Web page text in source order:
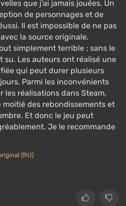
que j'ai jamais jouées. Un
de personnages et de
Il est impossible de ne pas
la source originale.
simplement terrible ; sans le
su. Les auteurs ont réalisé une
qui peut durer plusieurs
Parmi les inconvénients
les réalisations dans Steam,
des rebondissements et
Et donc le jeu peut
Je le recommande
(RU)